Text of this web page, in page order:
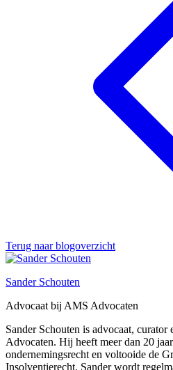
Terug naar blogoverzicht
Sander Schouten
Advocaat bij AMS Advocaten
Sander Schouten is advocaat,
Advocaten. Hij heeft meer dan 20
ondernemingsrecht en voltooide de
Insolventierecht. Sander wordt